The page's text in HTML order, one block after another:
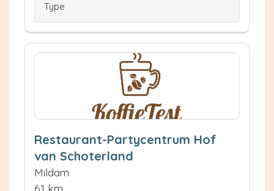
Type
Restaurant-Partycentrum Hof
van Schoterland
Mildam